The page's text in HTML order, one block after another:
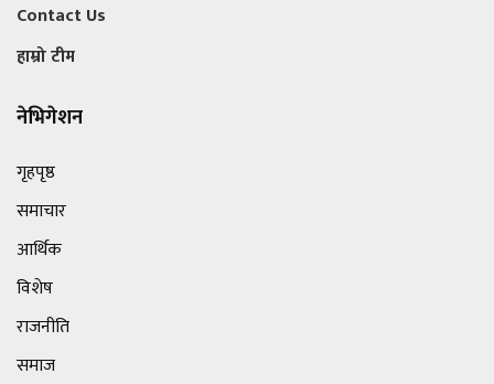
Contact Us
हाम्रो टीम
नेभिगेशन
गृहपृष्ठ
समाचार
आर्थिक
विशेष
राजनीति
समाज